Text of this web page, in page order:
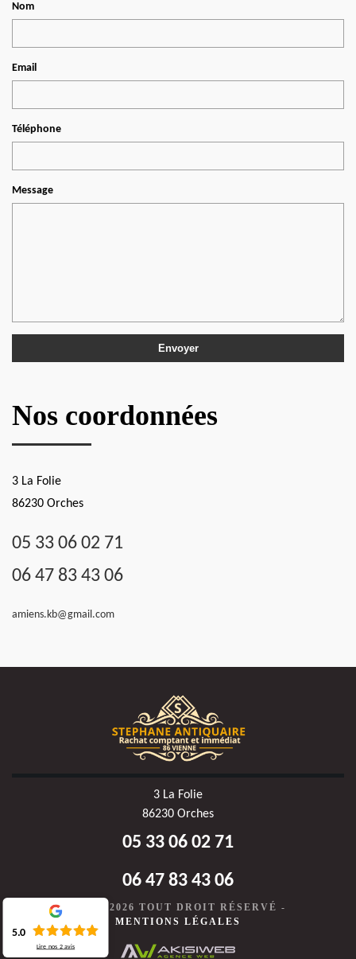
Nom
Email
Téléphone
Message
Nos coordonnées
3 La Folie
86230 Orches
05 33 06 02 71
06 47 83 43 06
amiens.kb@gmail.com
3 La Folie
86230 Orches
05 33 06 02 71
06 47 83 43 06
©2020-2026 TOUT DROIT RÉSERVÉ -
MENTIONS LÉGALES
5.0
Lire nos 2avis